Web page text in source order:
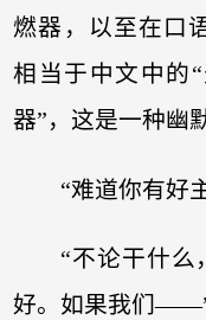
燃器，以至在口
相当于中文中的
器”，这是一种
“难道你有好
“不论干什么
好。如果我们